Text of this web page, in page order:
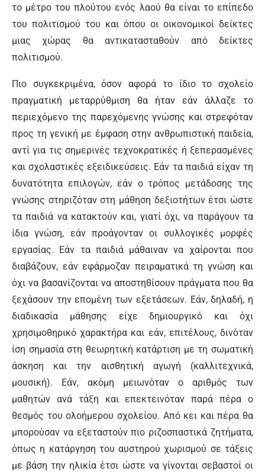
το μέτρο του πλούτου ενός λαού θα είναι το επίπεδο
του πολιτισμού του και όπου οι οικονομικοί δείκτες
μιας χώρας θα αντικατασταθούν από δείκτες
πολιτισμού.
Πιο συγκεκριμένα, όσον αφορά το ίδιο το σχολείο
πραγματική μεταρρύθμιση θα ήταν εάν άλλαζε το
περιεχόμενο της παρεχόμενης γνώσης και στρεφόταν
προς τη γενική με έμφαση στην ανθρωπιστική παιδεία,
αντί για τις σημερινές τεχνοκρατικές ή ξεπερασμένες
και σχολαστικές εξειδικεύσεις. Εάν τα παιδιά είχαν τη
δυνατότητα επιλογών, εάν ο τρόπος μετάδοσης της
γνώσης στηριζόταν στη μάθηση δεξιοτήτων έτσι ώστε
τα παιδιά να κατακτούν και, γιατί όχι, να παράγουν τα
ίδια γνώση, εάν προάγονταν οι συλλογικές μορφές
εργασίας. Εάν τα παιδιά μάθαιναν να χαίρονται που
διαβάζουν, εάν εφάρμοζαν πειραματικά τη γνώση και
όχι να βασανίζονται να αποστηθίσουν πράγματα που θα
ξεχάσουν την επομένη των εξετάσεων. Εάν, δηλαδή, η
διαδικασία μάθησης είχε δημιουργικό και όχι
χρησιμοθηρικό χαρακτήρα και εάν, επιτέλους, δινόταν
ίση σημασία στη θεωρητική κατάρτιση με τη σωματική
άσκηση και την αισθητική αγωγή (καλλιτεχνικά,
μουσική). Εάν, ακόμη μειωνόταν ο αριθμός των
μαθητών ανά τάξη και επεκτεινόταν παρά πέρα ο
θεσμός του ολοήμερου σχολείου. Από κει και πέρα θα
μπορούσαν να εξεταστούν πιο ριζοσπαστικά ζητήματα,
όπως η κατάργηση του αυστηρού χωρισμού σε τάξεις
με βάση την ηλικία έτσι ώστε να γίνονται σεβαστοί οι